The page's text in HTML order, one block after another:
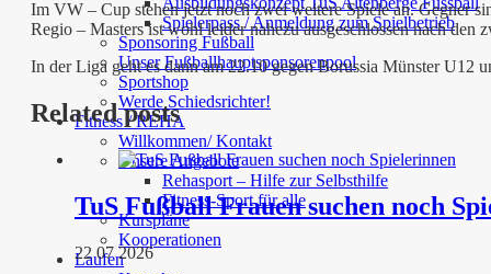
Spielerpass / Anmeldung zum Spielbetrieb
Sponsoring Fußball
Unser Fußballhauptsponsorenpool
Sportshop
Werde Schiedsrichter!
Fitness / REHA
Willkommen/ Kontakt
Unsere Angebote
Rehasport – Hilfe zur Selbsthilfe
Fitness-Sport für alle
Kurspläne
Kooperationen
Laufen
Im VW – Cup stehen jetzt noch zwei weitere Spiele an. Gegner
Regio – Masters ist wohl leider nahezu ausgeschlossen nach den
In der Liga geht es dann am 22.10 gegen Borussia Münster
Related posts
TuS Fußball Frauen suchen noch
22 07 2026